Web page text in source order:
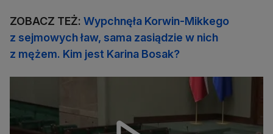
ZOBACZ TEŻ: Wypchnęła Korwin-Mikkego
z sejmowych ław, sama zasiądzie w nich
z mężem. Kim jest Karina Bosak?